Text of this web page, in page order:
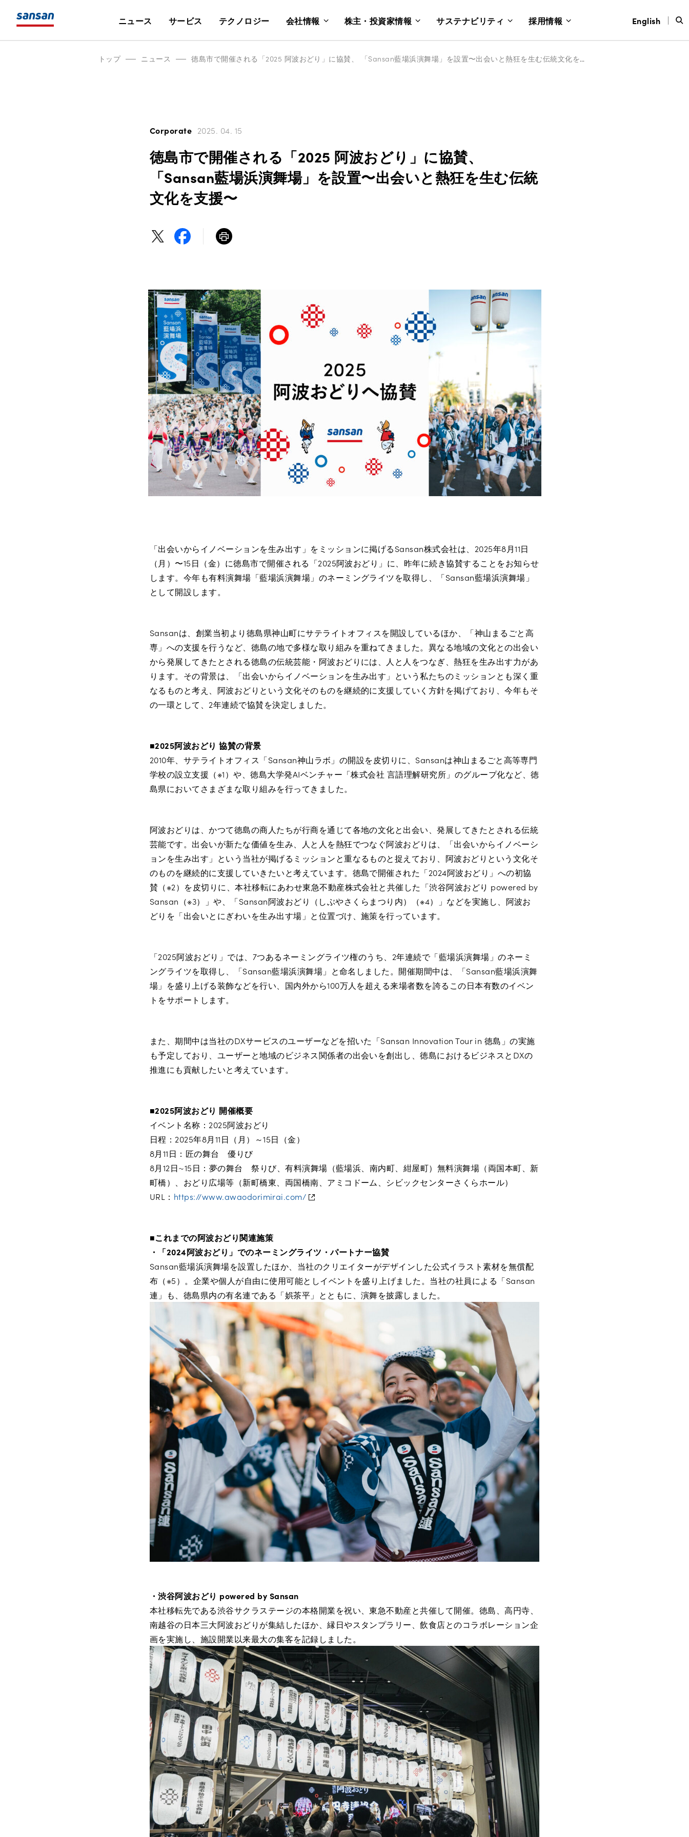
ニュース サービス テクノロジー 会社情報 株主・投資家情報 サステナビリティ 採用情報 English
トップ ニュース 徳島市で開催される「2025 阿波おどり」に協賛、 「Sansan藍場浜演舞場」を設置〜出会いと熱狂を生む伝統文化を支援〜
Corporate 2025. 04. 15
徳島市で開催される「2025 阿波おどり」に協賛、
「Sansan藍場浜演舞場」を設置〜出会いと熱狂を生む伝統
文化を支援〜
「出会いからイノベーションを生み出す」をミッションに掲げるSansan株式会社は、2025年8月11日
（月）〜15日（金）に徳島市で開催される「2025阿波おどり」に、昨年に続き協賛することをお知らせ
します。今年も有料演舞場「藍場浜演舞場」のネーミングライツを取得し、「Sansan藍場浜演舞場」
として開設します。
Sansanは、創業当初より徳島県神山町にサテライトオフィスを開設しているほか、「神山まるごと高
専」への支援を行うなど、徳島の地で多様な取り組みを重ねてきました。異なる地域の文化との出会い
から発展してきたとされる徳島の伝統芸能・阿波おどりには、人と人をつなぎ、熱狂を生み出す力があ
ります。その背景は、「出会いからイノベーションを生み出す」という私たちのミッションとも深く重
なるものと考え、阿波おどりという文化そのものを継続的に支援していく方針を掲げており、今年もそ
の一環として、2年連続で協賛を決定しました。
■2025阿波おどり 協賛の背景
2010年、サテライトオフィス「Sansan神山ラボ」の開設を皮切りに、Sansanは神山まるごと高等専門
学校の設立支援（※1）や、徳島大学発AIベンチャー「株式会社 言語理解研究所」のグループ化など、徳
島県においてさまざまな取り組みを行ってきました。
阿波おどりは、かつて徳島の商人たちが行商を通じて各地の文化と出会い、発展してきたとされる伝統
芸能です。出会いが新たな価値を生み、人と人を熱狂でつなぐ阿波おどりは、「出会いからイノベーシ
ョンを生み出す」という当社が掲げるミッションと重なるものと捉えており、阿波おどりという文化そ
のものを継続的に支援していきたいと考えています。徳島で開催された「2024阿波おどり」への初協
賛（※2）を皮切りに、本社移転にあわせ東急不動産株式会社と共催した「渋谷阿波おどり powered by
Sansan（※3）」や、「Sansan阿波おどり（しぶやさくらまつり内）（※4）」などを実施し、阿波お
どりを「出会いとにぎわいを生み出す場」と位置づけ、施策を行っています。
「2025阿波おどり」では、7つあるネーミングライツ権のうち、2年連続で「藍場浜演舞場」のネーミ
ングライツを取得し、「Sansan藍場浜演舞場」と命名しました。開催期間中は、「Sansan藍場浜演舞
場」を盛り上げる装飾などを行い、国内外から100万人を超える来場者数を誇るこの日本有数のイベン
トをサポートします。
また、期間中は当社のDXサービスのユーザーなどを招いた「Sansan Innovation Tour in 徳島」の実施
も予定しており、ユーザーと地域のビジネス関係者の出会いを創出し、徳島におけるビジネスとDXの
推進にも貢献したいと考えています。
■2025阿波おどり 開催概要
イベント名称：2025阿波おどり
日程：2025年8月11日（月）～15日（金）
8月11日：匠の舞台 優りび
8月12日~15日：夢の舞台 祭りび、有料演舞場（藍場浜、南内町、紺屋町）無料演舞場（両国本町、新
町橋）、おどり広場等（新町橋東、両国橋南、アミコドーム、シビックセンターさくらホール）
URL： https://www.awaodorimirai.com/
■これまでの阿波おどり関連施策
・「2024阿波おどり」でのネーミングライツ・パートナー協賛
Sansan藍場浜演舞場を設置したほか、当社のクリエイターがデザインした公式イラスト素材を無償配
布（※5）。企業や個人が自由に使用可能としイベントを盛り上げました。当社の社員による「Sansan
連」も、徳島県内の有名連である「娯茶平」とともに、演舞を披露しました。
・渋谷阿波おどり powered by Sansan
本社移転先である渋谷サクラステージの本格開業を祝い、東急不動産と共催して開催。徳島、高円寺、
南越谷の日本三大阿波おどりが集結したほか、縁日やスタンプラリー、飲食店とのコラボレーション企
画を実施し、施設開業以来最大の集客を記録しました。